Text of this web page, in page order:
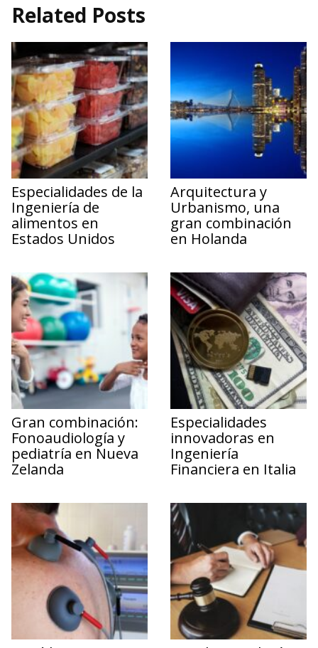
Related Posts
Especialidades de la
Ingeniería de
alimentos en
Estados Unidos
Arquitectura y
Urbanismo, una
gran combinación
en Holanda
Gran combinación:
Fonoaudiología y
pediatría en Nueva
Zelanda
Especialidades
innovadoras en
Ingeniería
Financiera en Italia